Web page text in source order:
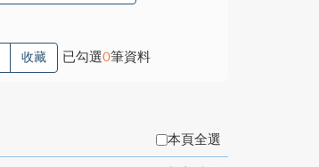
收藏 已勾選0筆資料
本頁全選